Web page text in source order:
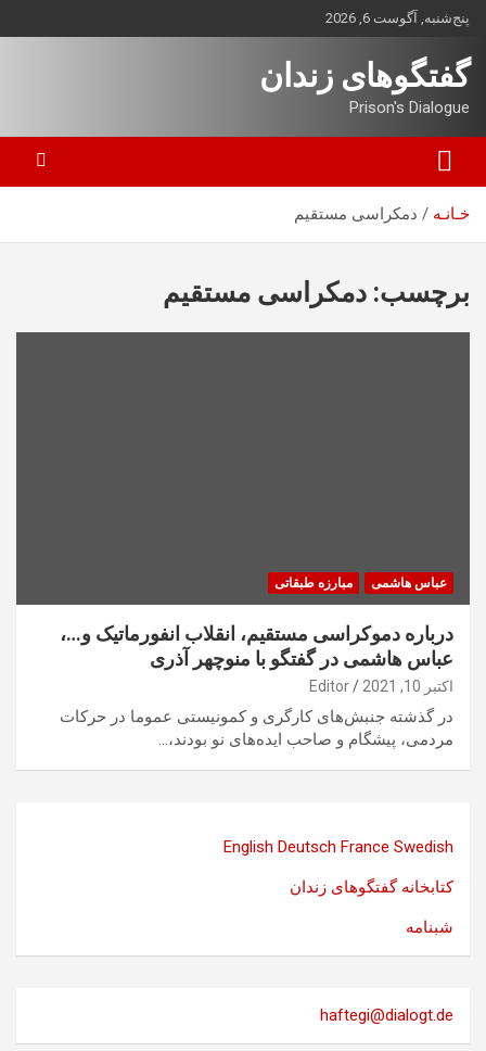
محتوا
بروید
پنج‌شنبه, آگوست 6, 2026
گفتگوهای زندان
Prison's Dialogue
خـانـه دمکراسی مستقیم
برچسب: دمکراسی مستقیم
عباس هاشمی مبارزه طبقاتی
درباره‌ دموکراسی مستقیم، انقلاب انفورماتیک و…،
عباس هاشمی در گفتگو با منوچهر آذری
اکتبر 10, 2021 Editor
در گذشته جنبش‌های کارگری ‌‌و کمونیستی عموما در حرکات
مردمی، پیشگام و صاحب ایده‌های نو بودند،…
English Deutsch France Swedish
کتابخانه گفتگوهای زندان
شبنامه
haftegi@dialogt.de